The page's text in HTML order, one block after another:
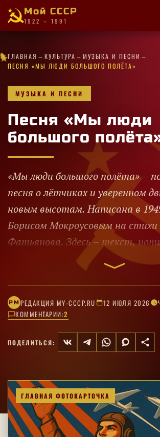
Мой СССР
1922 – 1991
✧
✧
★
★
✦✧
✧
✦
★
·✦
★
✧
★
★
✦
✧★
★
✧
✦
✦
✦
✧
★
✧
★
✧
✦★ ГЛАВНАЯ → КУЛЬТУРА → МУЗЫКА И ПЕСНИ →
ПЕСНЯ «МЫ ЛЮДИ БОЛЬШОГО ПОЛЁТА»
МУЗЫКА И ПЕСНИ
Песня «Мы люди
большого
«Мы люди большого полёта» –
песня о лётчиках и уверенном
новым высотам. Написана в
Борисом Мокроусовым на стихи
Фатьянова. Здесь – текст,
Владимира Бунчикова и
РM РЕДАКЦИЯ MY-CCCP.RU 12 ИЮЛЯ 2026
КОММЕНТАРИИ:2
ПОДЕЛИТЬСЯ:
ГЛАВНАЯ ФОТОКАРТОЧКА